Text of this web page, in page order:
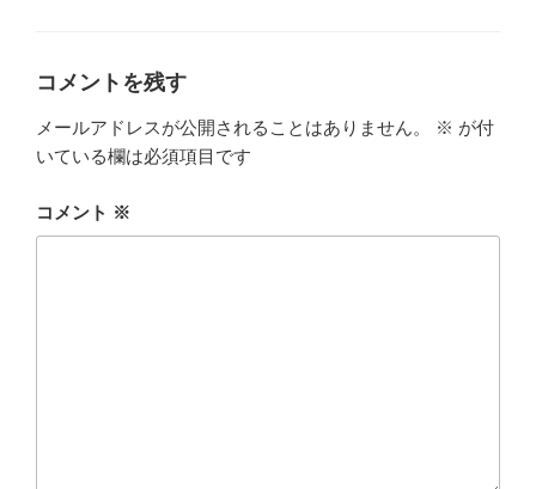
k
コメントを残す
メールアドレスが公開されることはありません。 ※ が付
いている欄は必須項目です
コメント ※